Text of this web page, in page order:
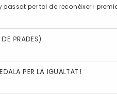
per tal de reconèixer i
PRADES)
PER LA IGUALTAT!